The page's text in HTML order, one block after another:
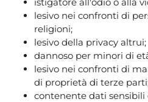
lesivo nei confronti di
religioni;
lesivo della privacy altrui;
dannoso per minori di
lesivo nei confronti di
di proprietà di terze
contenente dati sensibili